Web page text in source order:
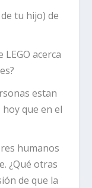
tu hijo) de
acerca
estan
que en el
humanos
¿Qué otras
de que la